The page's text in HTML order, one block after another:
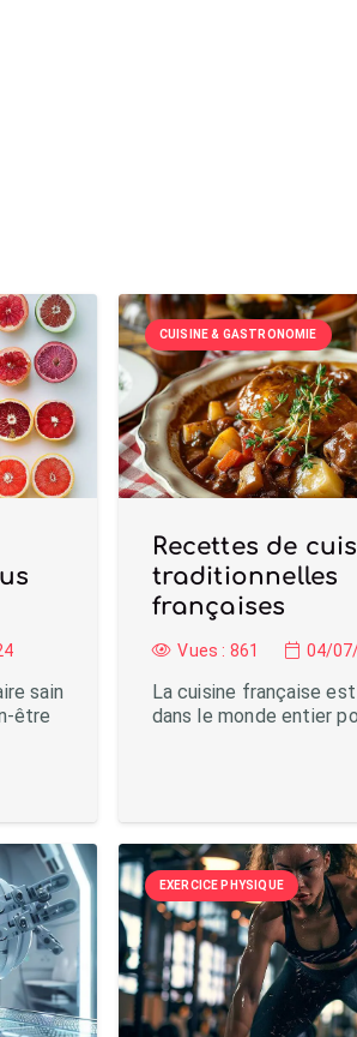
sain
être
CUISINE & GASTRONOMIE
Recettes de
traditionnelles
françaises
Vues : 861 04/
La cuisine française
dans le monde entier
EXERCICE PHYSIQUE